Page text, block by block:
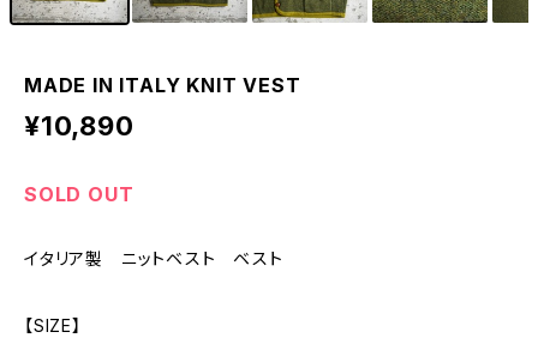
MADE IN ITALY KNIT VEST
¥10,890
SOLD OUT
イタリア製 ニットベスト ベスト
【SIZE】